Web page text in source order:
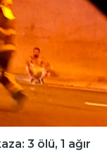
3 ölü, 1 ağır